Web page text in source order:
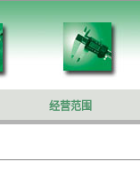
经营范围